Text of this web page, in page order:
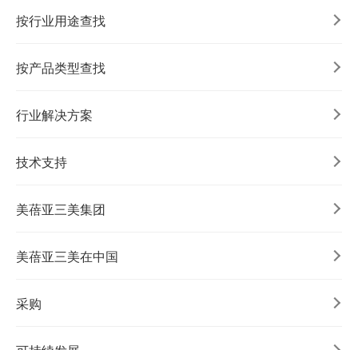
按行业用途查找
按产品类型查找
行业解决方案
技术支持
美蓓亚三美集团
美蓓亚三美在中国
采购